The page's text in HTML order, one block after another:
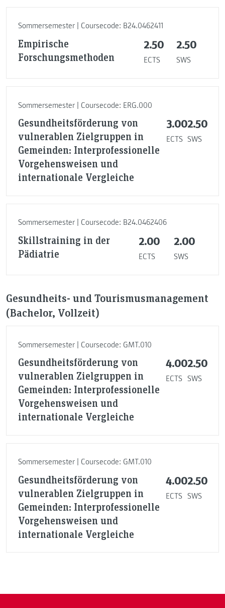
Sommersemester | Coursecode: B24.0462411
Empirische
Forschungsmethoden
2.50
ECTS
2.50
SWS
Sommersemester | Coursecode: ERG.000
Gesundheitsförderung von
vulnerablen Zielgruppen in
Gemeinden: Interprofessionelle
Vorgehensweisen und
internationale Vergleiche
3.00
ECTS
2.50
SWS
Sommersemester | Coursecode: B24.0462406
Skillstraining in der
Pädiatrie
2.00
ECTS
2.00
SWS
Gesundheits- und Tourismusmanagement
(Bachelor, Vollzeit)
Sommersemester | Coursecode: GMT.010
Gesundheitsförderung von
vulnerablen Zielgruppen in
Gemeinden: Interprofessionelle
Vorgehensweisen und
internationale Vergleiche
4.00
ECTS
2.50
SWS
Sommersemester | Coursecode: GMT.010
Gesundheitsförderung von
vulnerablen Zielgruppen in
Gemeinden: Interprofessionelle
Vorgehensweisen und
internationale Vergleiche
4.00
ECTS
2.50
SWS